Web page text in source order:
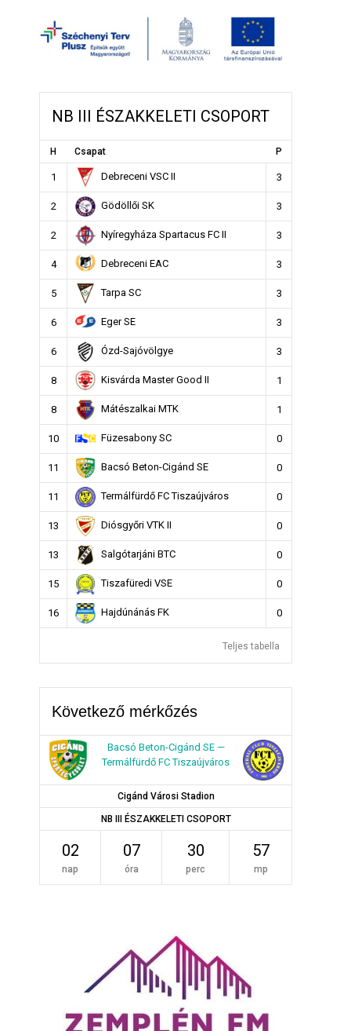
NB III ÉSZAKKELETI CSOPORT
H Csapat P
1 Debreceni VSC II 3
2 Gödöllői SK 3
2 Nyíregyháza Spartacus FC II 3
4 Debreceni EAC 3
5 Tarpa SC 3
6 Eger SE 3
6 Ózd-Sajóvölgye 3
8 Kisvárda Master Good II 1
8 Mátészalkai MTK 1
10 Füzesabony SC 0
11 Bacsó Beton-Cigánd SE 0
11 Termálfürdő FC Tiszaújváros 0
13 Diósgyőri VTK II 0
13 Salgótarjáni BTC 0
15 Tiszafüredi VSE 0
16 Hajdúnánás FK 0
Teljes tabella
Következő mérkőzés
Bacsó Beton-Cigánd SE —
Termálfürdő FC Tiszaújváros
Cigánd Városi Stadion
NB III ÉSZAKKELETI CSOPORT
02
nap
07
óra
30
perc
56
mp